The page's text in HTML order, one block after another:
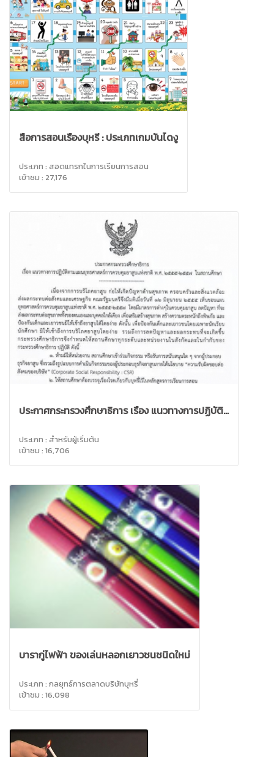
สื่อการสอนเรื่องบุหรี่ : ประเภทเกมบันไดงู
ประเภท : สอดแทรกในการเรียนการสอน
เข้าชม : 27,176
ประกาศกระทรวงศึกษาธิการ เรื่อง แนวทางการปฏิบัติ...
ประเภท : สำหรับผู้เริ่มต้น
เข้าชม : 16,706
บารากู่ไฟฟ้า ของเล่นหลอกเยาวชนชนิดใหม่
ประเภท : กลยุทธ์การตลาดบริษัทบุหรี่
เข้าชม : 16,098